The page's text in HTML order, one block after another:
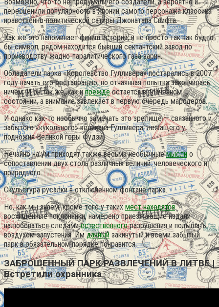
переоценили популярность в Японии самого персонажа классика
нравственно-политической сатиры Джонатана Свифта.
Как же это напоминает финиш истории, и не просто так как будто
бы символ, рядом находится бывший сектантский завод по
производству жадно-паралитического газа зарин.
Обладатели парка «Королевство Гулливера» постарались в 2007
году начать его реставрацию, но отчаянная попытка закончилась
ничем. И он так же, как ипреждеостается в плачевном
состоянии, а внимание завлекает в первую очередь мародеров.
И однако как-то необычно замечать это зрелище — связанного и
забытого «кукольного» великана Гулливера, лежащего у
подножия Великой горы Фудзи.
Нечайно на ум приходят также весьма необычныемысли о
сопоставлении двух столь различных величий: человеческого и
природного.
Скульптура русалки в отключенном фонтане парка.
Но, как мы знаем, кроме того у такихмест находятся
восхищенные поклонники, намерено приезжающие издали
налюбоваться следамиестественногоразрушения и подышать
воздухом запустения. Имданный закинутый и всеми забытый
парк в обязательном порядке понравится.
ЗАБРОШЕННЫЙ ПАРК РАЗВЛЕЧЕНИЙ В ЛИТВЕ |
Встретили охранника